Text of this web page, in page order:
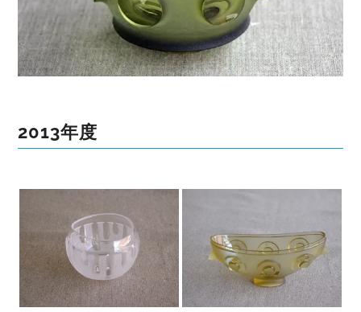
2013年度